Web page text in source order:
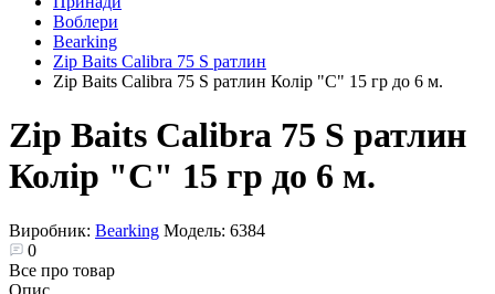
Воблери
Bearking
Zip Baits Calibra 75 S ратлин
Zip Baits Calibra 75 S ратлин Колір "C" 15 гр до 6 м.
Zip Baits Calibra 75 S ратлин
Колір "C" 15 гр до 6 м.
Виробник: Bearking Модель: 6384
0
Все про товар
Опис